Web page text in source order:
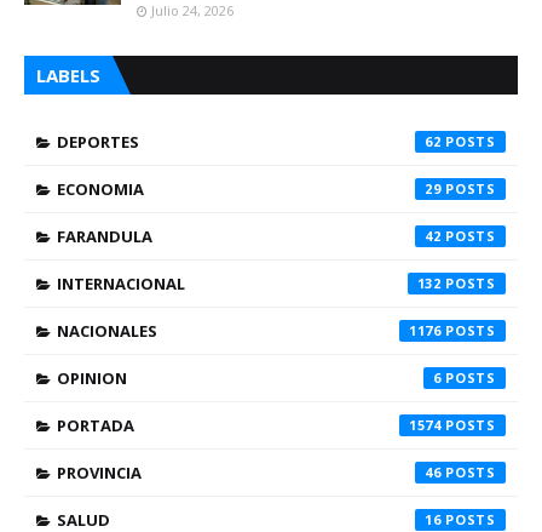
Julio 24, 2026
LABELS
DEPORTES 62
ECONOMIA 29
FARANDULA 42
INTERNACIONAL 132
NACIONALES 1176
OPINION 6
PORTADA 1574
PROVINCIA 46
SALUD 16